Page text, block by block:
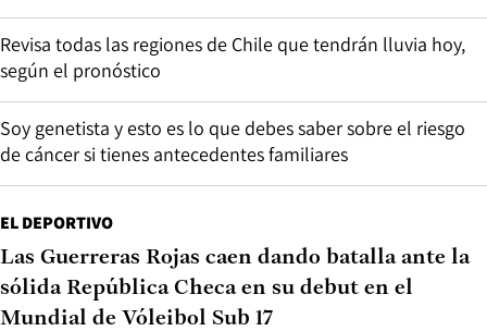
Revisa todas las regiones de Chile que tendrán lluvia hoy,
según el pronóstico
Soy genetista y esto es lo que debes saber sobre el riesgo
de cáncer si tienes antecedentes familiares
EL DEPORTIVO
Las Guerreras Rojas caen dando batalla ante la
sólida República Checa en su debut en el
Mundial de Vóleibol Sub 17